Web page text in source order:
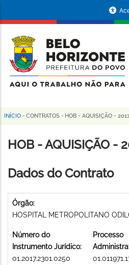
conteúdo
principal
da
Prefeitura
de
Horizonte
Trilha
de
INÍCIO - CONTRATOS - HOB - AQUISIÇÃO -
HOB - AQUISIÇÃO -
Dados do Contrato
Órgão:
HOSPITAL METROPOLITANO
Número do
Instrumento Jurídico:
01.2017.2301.0250
Processo